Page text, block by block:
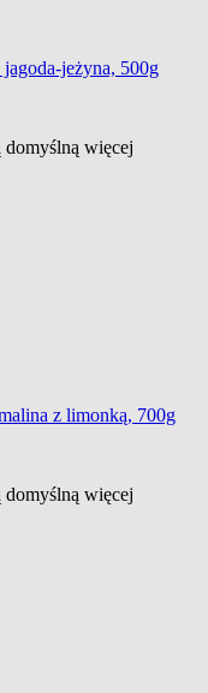
jeżyna, 500g
domyślną więcej
z limonką, 700g
domyślną więcej